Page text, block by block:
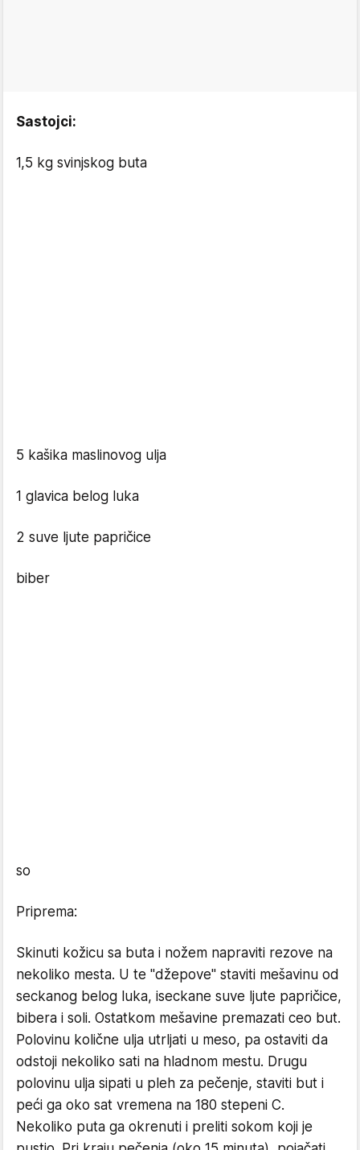
Sastojci:
1,5 kg svinjskog buta
5 kašika maslinovog ulja
1 glavica belog luka
2 suve ljute papričice
biber
so
Priprema:
Skinuti kožicu sa buta i nožem napraviti rezove na
nekoliko mesta. U te "džepove" staviti mešavinu od
seckanog belog luka, iseckane suve ljute papričice,
bibera i soli. Ostatkom mešavine premazati ceo but.
Polovinu količne ulja utrljati u meso, pa ostaviti da
odstoji nekoliko sati na hladnom mestu. Drugu
polovinu ulja sipati u pleh za pečenje, staviti but i
peći ga oko sat vremena na 180 stepeni C.
Nekoliko puta ga okrenuti i preliti sokom koji je